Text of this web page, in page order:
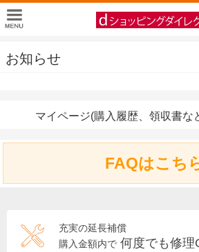
お知らせ
マイページ(購入履歴、領収書な
FAQはこち
充実の延長補償
購入金額内で 何度でも修理